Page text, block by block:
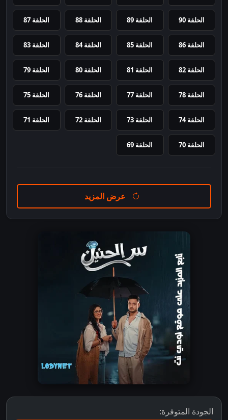
الحلقة 90 الحلقة 89 الحلقة 88 الحلقة 87
الحلقة 86 الحلقة 85 الحلقة 84 الحلقة 83
الحلقة 82 الحلقة 81 الحلقة 80 الحلقة 79
الحلقة 78 الحلقة 77 الحلقة 76 الحلقة 75
الحلقة 74 الحلقة 73 الحلقة 72 الحلقة 71
الحلقة 70 الحلقة 69
عرض المزيد
الجودة المتوفرة: